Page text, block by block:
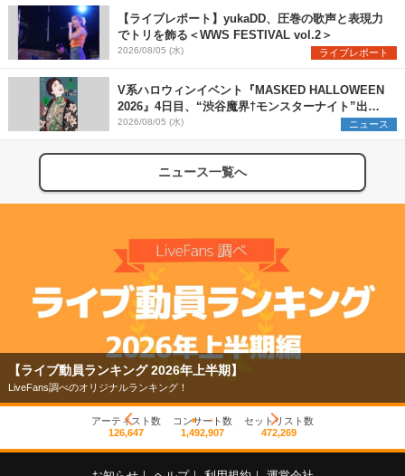
間
【ライブレポート】yukaDD、圧巻の歌声と表現力
でトリを飾る＜WWS FESTIVAL vol.2＞
2026/08/05 (水) ライブレポート
V系ハロウィンイベント『MASKED HALLOWEEN
2026』4日目、“渋谷魔界†モンスターナイト”出演6
組を発表
2026/08/05 (水) ニュース
ニュース一覧へ
【フェス特集2026】
今年もフェスの季節がやってきた！
アーティスト数
126,647
コンサート数
1,492,907
セットリスト数
472,269